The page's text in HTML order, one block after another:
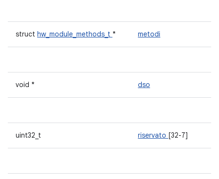
struct hw_module_methods_t * metodi
void * dso
uint32_t riservato [32-7]